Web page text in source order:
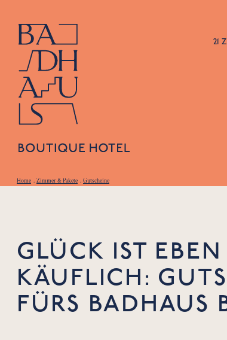
21
Home . Zimmer & Pakete . Gutscheine
GLÜCK IST
KÄUFLICH:
FÜRS BADHAUS